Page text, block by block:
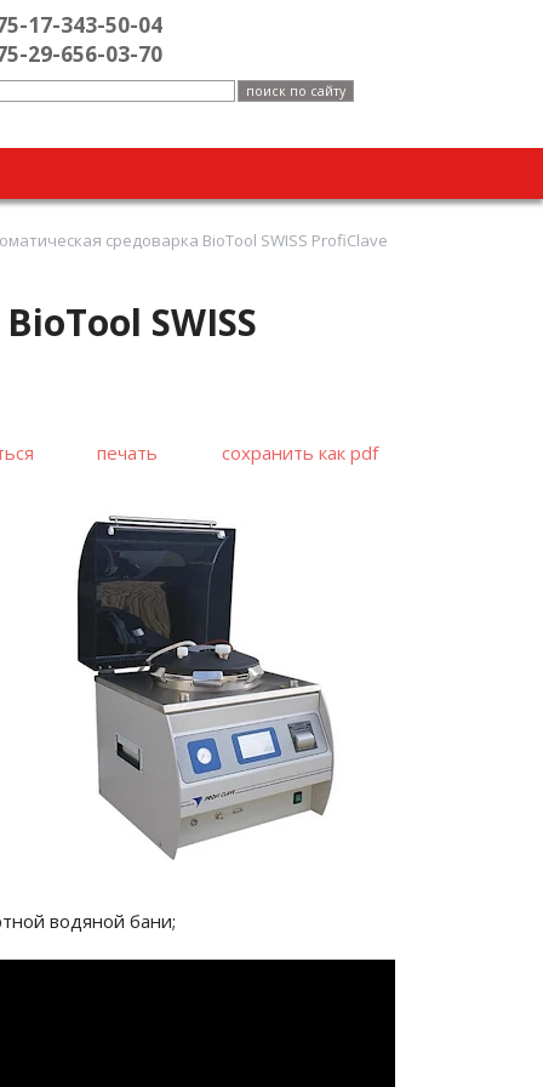
17-343-50-04
29-656-03-70
средоварка BioTool SWISS ProfiClave
SWISS
печать сохранить как pdf
водяной бани;